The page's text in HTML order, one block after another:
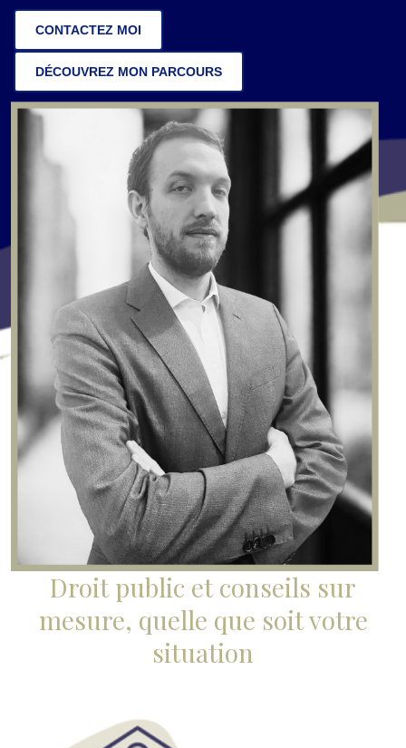
CONTACTEZ MOI
DÉCOUVREZ MON PARCOURS
Droit public et conseils sur
mesure, quelle que soit votre
situation